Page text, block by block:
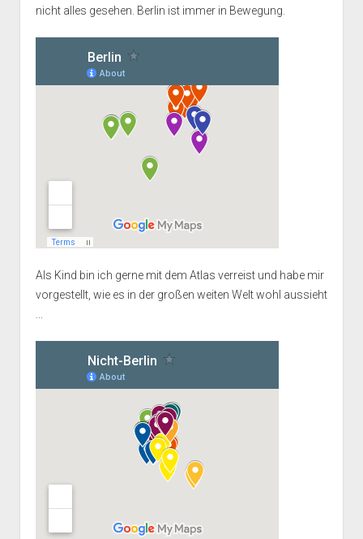
nicht alles gesehen. Berlin ist immer in Bewegung.
Als Kind bin ich gerne mit dem Atlas verreist und habe mir
vorgestellt, wie es in der großen weiten Welt wohl aussieht